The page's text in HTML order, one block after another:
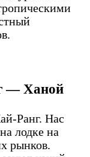
— Ханой
Ранг. Нас
лодке на
рынков.